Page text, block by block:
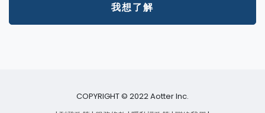
我想了解
COPYRIGHT © 2022 Aotter Inc.